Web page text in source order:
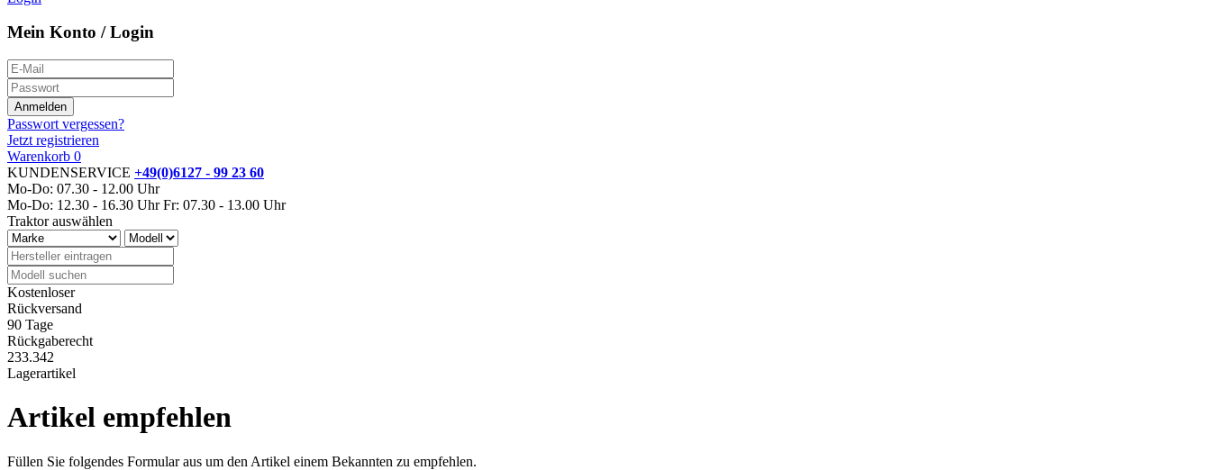
Mein Konto / Login
Passwort vergessen?
Jetzt registrieren
Warenkorb 0
KUNDENSERVICE +49(0)6127 - 99 23 60
Mo-Do: 07.30 - 12.00 Uhr
Mo-Do: 12.30 - 16.30 Uhr Fr: 07.30 - 13.00 Uhr
Traktor auswählen
Kostenloser
Rückversand
90 Tage
Rückgaberecht
233.342
Lagerartikel
Artikel empfehlen
Füllen Sie folgendes Formular aus um den Artikel einem Bekannten zu empfehlen.